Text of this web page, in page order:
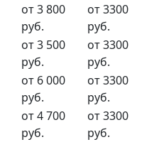
от 3 800
руб.
от 3300
руб.
от 3 500
руб.
от 3300
руб.
от 6 000
руб.
от 3300
руб.
от 4 700
руб.
от 3300
руб.